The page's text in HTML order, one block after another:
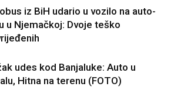
iz BiH udario u vozilo na auto-
u Njemačkoj: Dvoje teško
udes kod Banjaluke: Auto u
Hitna na terenu (FOTO)